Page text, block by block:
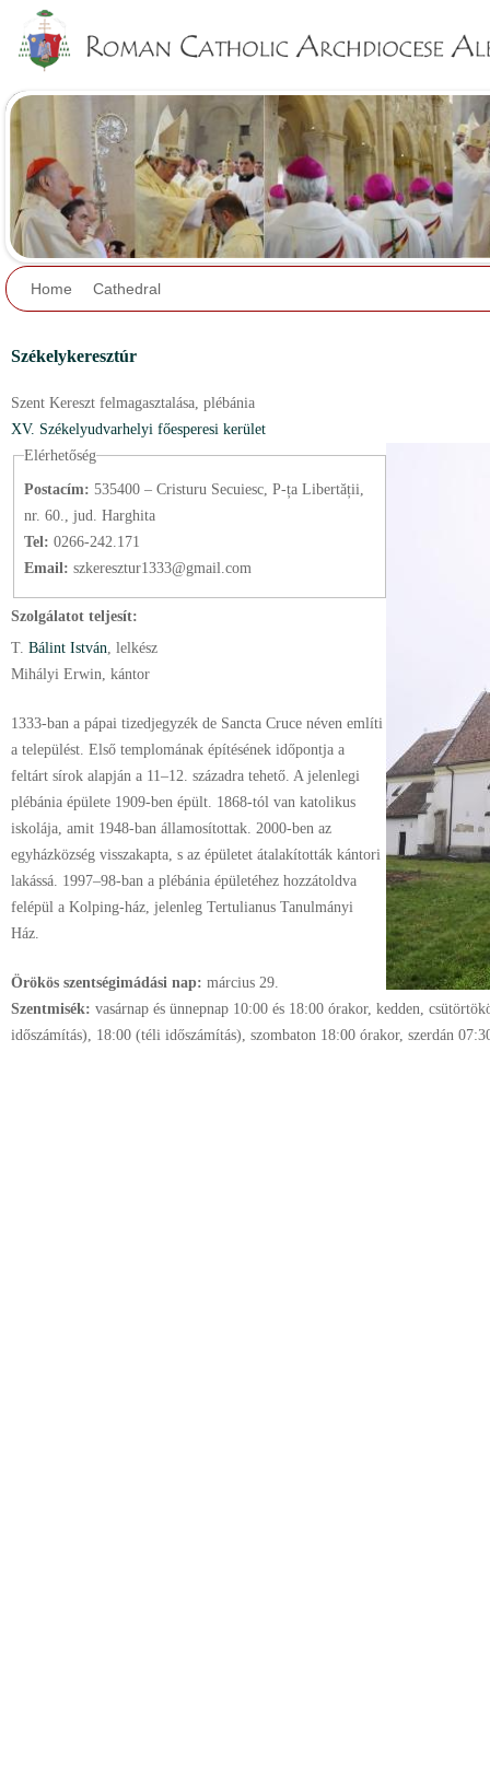
Home Cathedral
Székelykeresztúr
Szent Kereszt felmagasztalása, plébánia
XV. Székelyudvarhelyi főesperesi kerület
Elérhetőség
Postacím: 535400 – Cristuru Secuiesc, P-ța Libertății,
nr. 60., jud. Harghita
Tel: 0266-242.171
Email: szkeresztur1333@gmail.com
Szolgálatot teljesít:
T. Bálint István , lelkész
Mihályi Erwin, kántor
1333-ban a pápai tizedjegyzék de Sancta Cruce néven említi
a települést. Első templomának építésének időpontja a
feltárt sírok alapján a 11–12. századra tehető. A jelenlegi
plébánia épülete 1909-ben épült. 1868-tól van katolikus
iskolája, amit 1948-ban államosítottak. 2000-ben az
egyházközség visszakapta, s az épületet átalakították kántori
lakássá. 1997–98-ban a plébánia épületéhez hozzátoldva
felépül a Kolping-ház, jelenleg Tertulianus Tanulmányi
Ház.
Örökös szentségimádási nap: március 29.
Szentmisék: vasárnap és ünnepnap 10:00 és 18:00 órakor, kedden,
időszámítás), 18:00 (téli időszámítás), szombaton 18:00 órakor, szerdán